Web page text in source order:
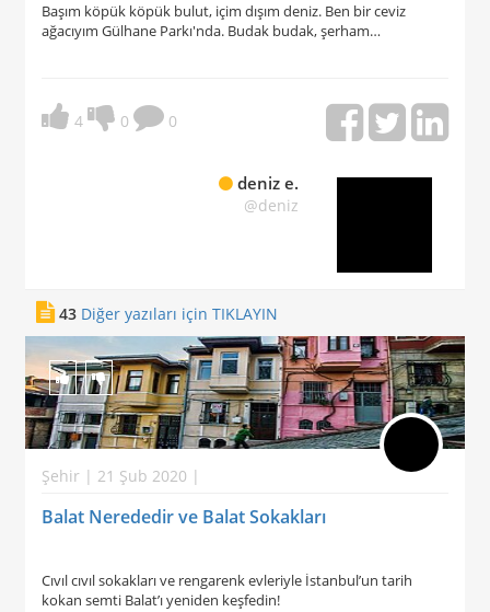
Başım köpük köpük bulut, içim dışım deniz. Ben bir ceviz
ağacıyım Gülhane Parkı'nda. Budak budak, şerham…
4 0 0
deniz e.
@deniz
43 Diğer yazıları için TIKLAYIN
Şehir | 21 Şub 2020 |
Balat Nerededir ve Balat Sokakları
Cıvıl cıvıl sokakları ve rengarenk evleriyle İstanbul’un tarih
kokan semti Balat’ı yeniden keşfedin!